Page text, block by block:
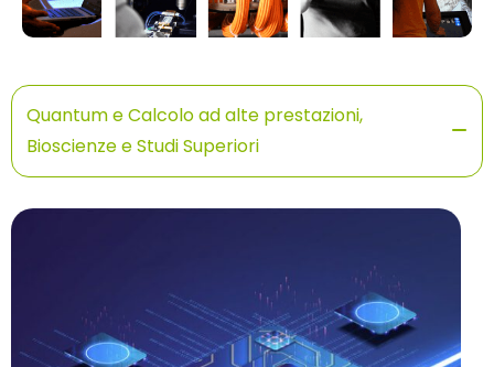
Quantum e Calcolo ad alte prestazioni,
Bioscienze e Studi Superiori